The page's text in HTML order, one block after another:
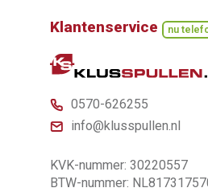
Klantenservice nu
0570-626255
info@klusspullen.nl
KVK-nummer: 30220557
BTW-nummer: